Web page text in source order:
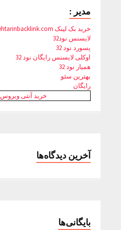
مدیر :
خرید بک لینک behtarinbacklink.com
لایسنس نود32
پسورد نود 32
اوکلی لایسنس رایگان نود 32
همیار نود 32
بهترین سئو
رایگان
خرید آنتی ویروس Kaspersky
آخرین دیدگاه‌ها
بایگانی‌ها